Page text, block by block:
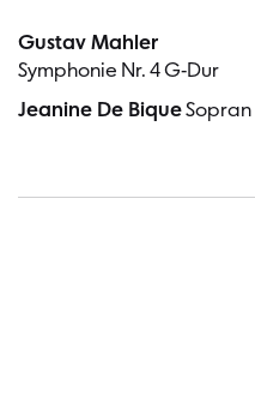
Gustav Mahler
Symphonie Nr. 4 G-Dur
Jeanine De BiqueSopran